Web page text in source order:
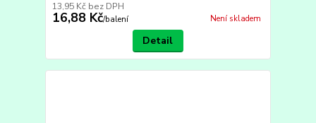
16,88 Kč/balení
13,95 Kč bez DPH
Není skladem
Detail